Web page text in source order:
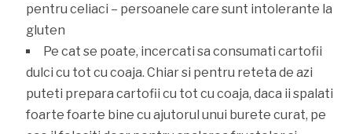
pentru celiaci – persoanele care sunt intolerante la
gluten
Pe cat se poate, incercati sa consumati cartofii
dulci cu tot cu coaja. Chiar si pentru reteta de azi
puteti prepara cartofii cu tot cu coaja, daca ii spalati
foarte foarte bine cu ajutorul unui burete curat, pe